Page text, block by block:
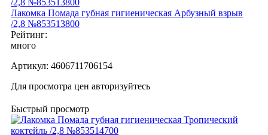
Лакомка Помада губная гигиеническая Арбузный взрыв
/2,8 №853513800
Рейтинг:
много
Артикул: 4606711706154
Для просмотра цен авторизуйтесь
Быстрый просмотр